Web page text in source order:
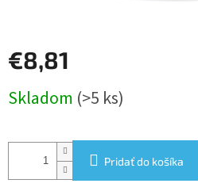
€8,81
cena:
Skladom (>5 ks)
Pridať do košíka